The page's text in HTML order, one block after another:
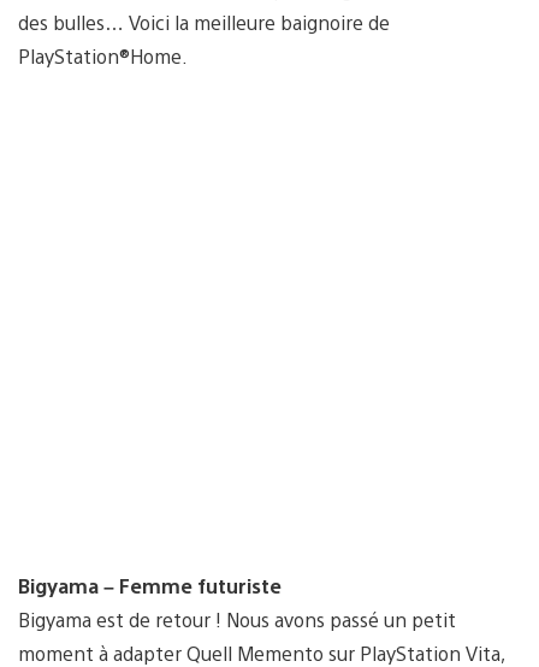
des bulles… Voici la meilleure baignoire de
PlayStation®Home.
Bigyama – Femme futuriste
Bigyama est de retour ! Nous avons passé un petit
moment à adapter Quell Memento sur PlayStation Vita,